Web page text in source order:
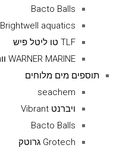
Bacto Balls
Brightwell aquatics -ברייטוול אקווטיקס
TLF טו ליטל פיש
WARNER MARINE וורנר מרין
תוספים מים מלוחים
seachem
ויברנט Vibrant
Bacto Balls
Grotech גרוטק